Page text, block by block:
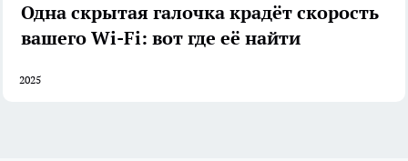
Одна скрытая галочка крадёт скорость
вашего Wi-Fi: вот где её найти
2025